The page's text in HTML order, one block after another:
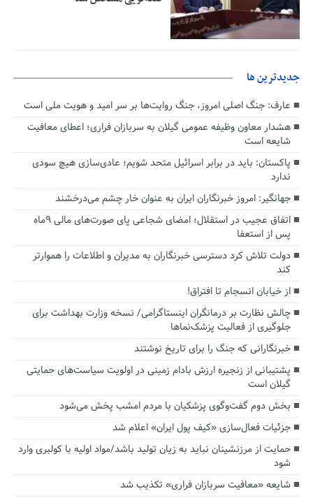
جديدترين ها
عارف: جنگ اصلی امروز، جنگ روایت‌ها بر سر امید و هویت ملی است
هشدار معاون وظیفه عمومی گیلان به سربازان فراری؛ اعطای معافیت
شایعه است
پاکستان: باید در برابر اسرائیل متحد شویم؛ عادی‌سازی هیچ سودی
ندارد
جهانگیر: امروز خبرنگاران ایران به عنوان خار چشم می‌درخشند
اتفاق عجیب در استقلال؛ امضای شجاعی پای صورت‌های مالی ٩ماه
پس از استعفا
دولت تلاش کرد دسترسی خبرنگاران به مدیران و اطلاعات را هموارتر
کند
از خیابان انسجام تا افتراق!
چالش نظارت بر درمانگران اینستاگرامی/ نسخه وزارت بهداشت برای
جلوگیری از فعالیت پزشک‌نماها
خبرنگارانی که جنگ را برای تاریخ نوشتند
پشتیبانی از زنجیره ارزش بادام زمینی در اولویت سیاست‌های حمایتی
گیلان است
بخش دوم گفت‌وگوی پزشکیان با مردم امشب پخش می‌شود
جزئیات فعال‌سازی «کیف پول ایران» اعلام شد
حمایت از مرزنشینان نباید به زیان تولید باشد/مواد اولیه با کولبری وارد
شود
شایعه «معافیت سربازان فراری» تکذیب شد